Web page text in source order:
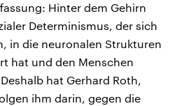
Hinter dem Gehirn
Determinismus, der sich
in die neuronalen Strukturen
hat und den Menschen
hat Gerhard Roth,
ihm darin, gegen die